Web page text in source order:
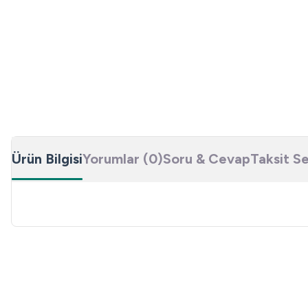
Ürün BilgisiYorumlar (0)Soru & CevapTaksit